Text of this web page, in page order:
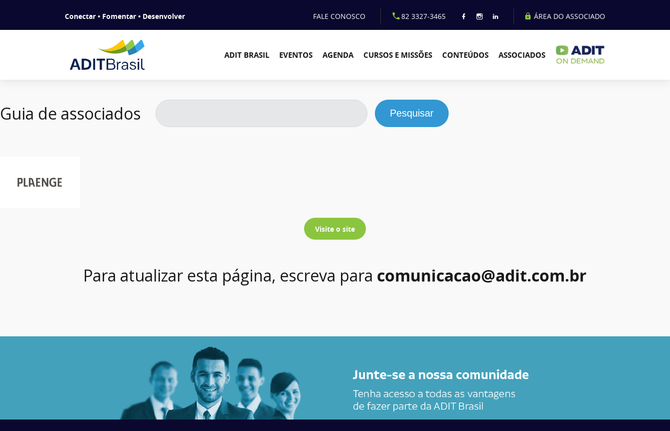
Conectar • Fomentar • Desenvolver FALE CONOSCO 82 3327-3465 ÁREA DO ASSOCIADO
ADIT BRASIL EVENTOS AGENDA CURSOS E MISSÕES CONTEÚDOS ASSOCIADOS
Guia de associados Pesquisar
Visite o site
Para atualizar esta página, escreva para comunicacao@adit.com.br